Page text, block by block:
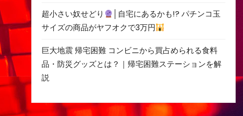
超小さい奴せどり
│自宅にあるかも!? パチンコ玉
サイズの商品がヤフオクで3万円
巨大地震 帰宅困難 コンビニから買占められる食料
品・防災グッズとは？｜帰宅困難ステーションを解
説